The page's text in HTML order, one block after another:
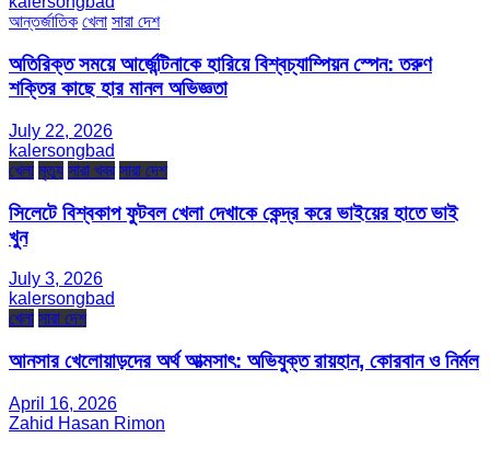
আন্তর্জাতিক খেলা সারা দেশ
অতিরিক্ত সময়ে আর্জেন্টিনাকে হারিয়ে বিশ্বচ্যাম্পিয়ন স্পেন: তরুণ
শক্তির কাছে হার মানল অভিজ্ঞতা
July 22, 2026
kalersongbad
খেলা মৃত্যু সারা খবর সারা দেশ
সিলেটে বিশ্বকাপ ফুটবল খেলা দেখাকে কেন্দ্র করে ভাইয়ের হাতে ভাই
খুন
July 3, 2026
kalersongbad
খেলা সারা দেশ
আনসার খেলোয়াড়দের অর্থ আত্মসাৎ: অভিযুক্ত রায়হান, কোরবান ও নির্মল
April 16, 2026
Zahid Hasan Rimon